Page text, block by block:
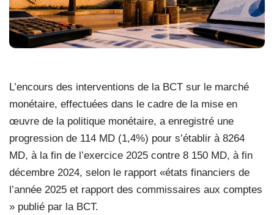
L’encours des interventions de la BCT sur le marché
monétaire, effectuées dans le cadre de la mise en
œuvre de la politique monétaire, a enregistré une
progression de 114 MD (1,4%) pour s’établir à 8264
MD, à la fin de l’exercice 2025 contre 8 150 MD, à fin
décembre 2024, selon le rapport «états financiers de
l’année 2025 et rapport des commissaires aux comptes
» publié par la BCT.